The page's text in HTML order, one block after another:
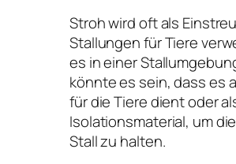
Stroh wird oft als
Stallungen für Tiere
es in einer
könnte es sein, dass es
für die Tiere dient oder
Isolationsmaterial, um
Stall zu halten.